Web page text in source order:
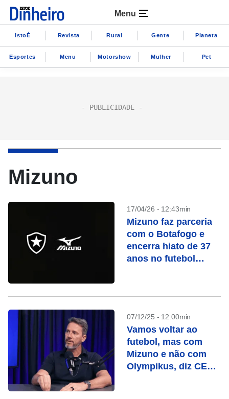
Menu
IstoÉ Revista Rural Gente Planeta
Esportes Menu Motorshow Mulher Pet
Mizuno
17/04/26 - 12:43min
Mizuno faz parceria
com o Botafogo e
encerra hiato de 37
anos no futebol
07/12/25 - 12:00min
Vamos voltar ao
futebol, mas com
Mizuno e não com
Olympikus, diz CEO